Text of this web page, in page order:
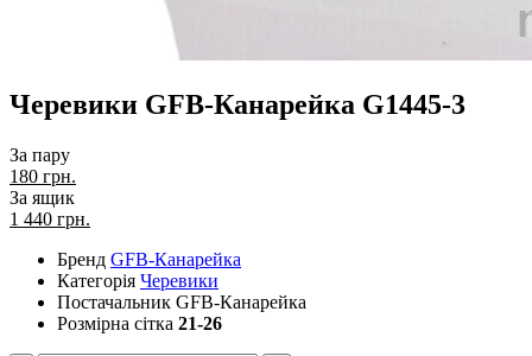
Черевики GFB-Канарейка G1445-3
За пару
180 грн.
За ящик
1 440 грн.
Бренд GFB-Канарейка
Категорія Черевики
Постачальник GFB-Канарейка
Розмірна сітка 21-26